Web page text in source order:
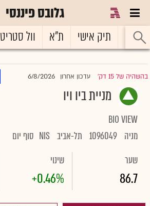
גלובס פיננסי
ראשי תיק אישי ת"א וול סטריט
בהשהיה של 15 דק' |עדכון אחרון 6/8/2026
מניית ביו ויו
BIO VIEW
מניה 1096049 תל-אביב NIS סוף יום
שער
86.7
שינוי
+0.46%